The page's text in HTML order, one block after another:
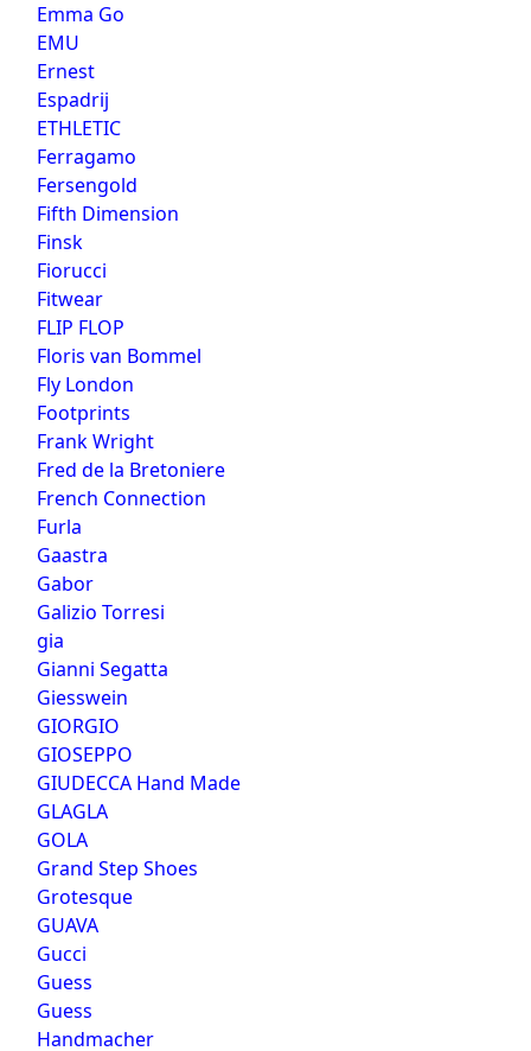
Emma Go
EMU
Ernest
Espadrij
ETHLETIC
Ferragamo
Fersengold
Fifth Dimension
Finsk
Fiorucci
Fitwear
FLIP FLOP
Floris van Bommel
Fly London
Footprints
Frank Wright
Fred de la Bretoniere
French Connection
Furla
Gaastra
Gabor
Galizio Torresi
gia
Gianni Segatta
Giesswein
GIORGIO
GIOSEPPO
GIUDECCA Hand Made
GLAGLA
GOLA
Grand Step Shoes
Grotesque
GUAVA
Gucci
Guess
Guess
Handmacher